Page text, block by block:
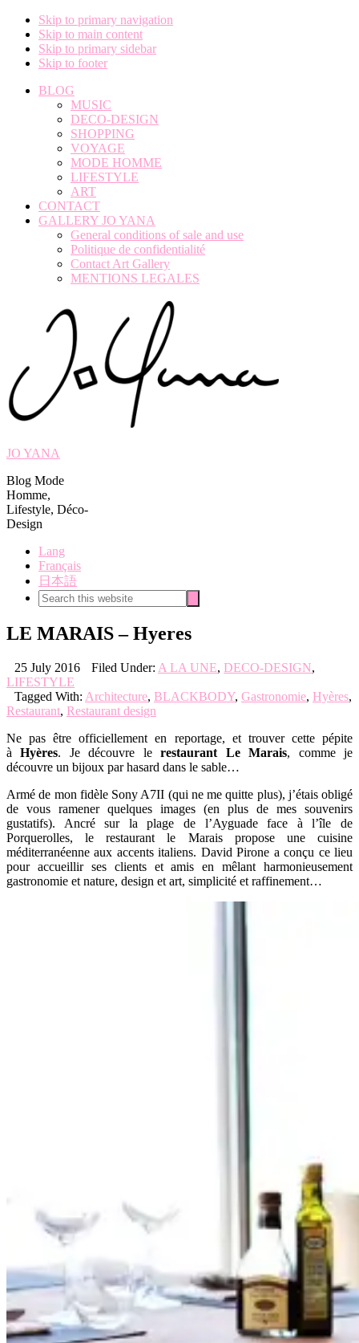
Skip to primary navigation
Skip to main content
Skip to primary sidebar
Skip to footer
BLOG
MUSIC
DECO-DESIGN
SHOPPING
VOYAGE
MODE HOMME
LIFESTYLE
ART
CONTACT
GALLERY JO YANA
General conditions of sale and use
Politique de confidentialité
Contact Art Gallery
MENTIONS LEGALES
JO YANA
Blog Mode
Homme,
Lifestyle, Déco-
Design
Lang
Français
日本語
Search
this
website
LE MARAIS – Hyeres
25 July 2016 Filed Under: A LA UNE, DECO-DESIGN,
LIFESTYLE
Tagged With: Architecture, BLACKBODY, Gastronomie, Hyères,
Restaurant, Restaurant design
Ne pas être officiellement en reportage, et trouver cette pépite
àHyères. Je découvre lerestaurant Le Marais, comme je
découvre un bijoux par hasard dans le sable…
Armé de mon fidèle Sony A7II (qui ne me quitte plus), j’étais obligé
de vous ramener quelques images (en plus de mes souvenirs
gustatifs). Ancré sur la plage de l’Ayguade face à l’île de
Porquerolles, le restaurant le Marais propose une cuisine
méditerranéenne aux accents italiens. David Pirone a conçu ce lieu
pour accueillir ses clients et amis en mêlant harmonieusement
gastronomie et nature, design et art, simplicité et raffinement…